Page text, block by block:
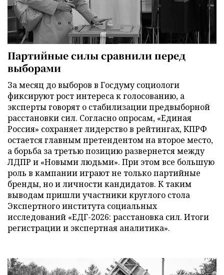
Партийные силы сравнили перед
выборами
За месяц до выборов в Госдуму социологи
фиксируют рост интереса к голосованию, а
эксперты говорят о стабилизации предвыборной
расстановки сил. Согласно опросам, «Единая
Россия» сохраняет лидерство в рейтингах, КПРФ
остается главным претендентом на второе место,
а борьба за третью позицию развернется между
ЛДПР и «Новыми людьми». При этом все большую
роль в кампании играют не только партийные
бренды, но и личности кандидатов. К таким
выводам пришли участники круглого стола
Экспертного института социальных
исследований «ЕДГ-2026: расстановка сил. Итоги
регистрации и экспертная аналитика».